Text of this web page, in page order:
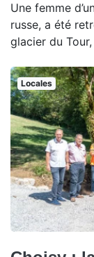
Une femme
russe, a été
glacier du
Locales